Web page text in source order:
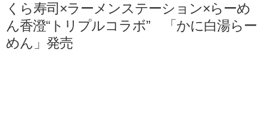
くら寿司×ラーメンステーション×らーめ
ん香澄“トリプルコラボ” 「かに白湯らー
めん」発売